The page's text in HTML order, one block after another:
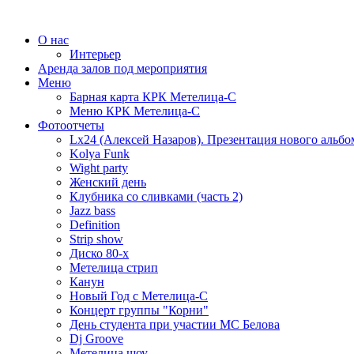
О нас
Интерьер
Аренда залов под мероприятия
Меню
Барная карта КРК Метелица-С
Меню КРК Метелица-С
Фотоотчеты
Lx24 (Алексей Назаров). Презентация нового
Kolya Funk
Wight party
Женский день
Клубника со сливками (часть 2)
Jazz bass
Definition
Strip show
Диско 80-х
Метелица стрип
Канун
Новый Год с Метелица-С
Концерт группы "Корни"
День студента при участии МС Белова
Dj Groove